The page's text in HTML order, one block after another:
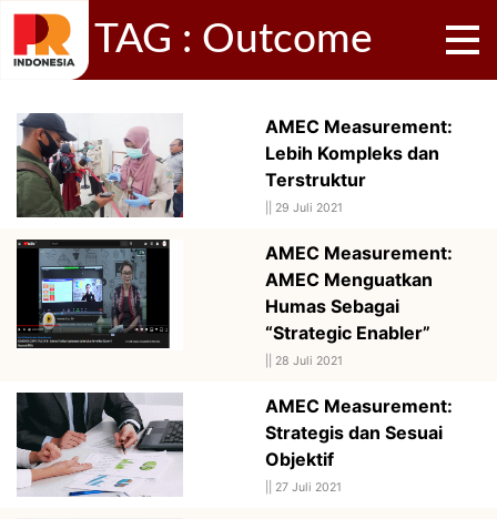
TAG : Outcome
AMEC Measurement:
Lebih Kompleks dan
Terstruktur
29 Juli 2021
AMEC Measurement:
AMEC Menguatkan
Humas Sebagai
“Strategic Enabler”
28 Juli 2021
AMEC Measurement:
Strategis dan Sesuai
Objektif
27 Juli 2021